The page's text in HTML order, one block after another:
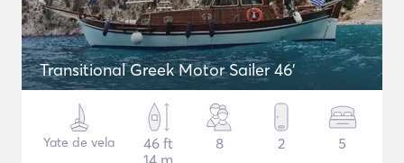
Transitional Greek Motor Sailer 46'
Yate de vela
46 ft
14 m
8 2 5